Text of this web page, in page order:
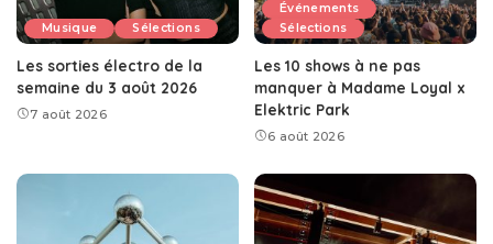
Musique Sélections
Les sorties électro de la
semaine du 3 août 2026
7 août 2026
Événements
Sélections
Les 10 shows à ne pas
manquer à Madame Loyal x
Elektric Park
6 août 2026